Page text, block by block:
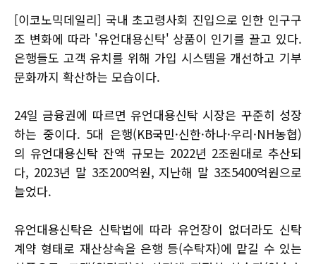
[이코노믹데일리] 국내 초고령사회 진입으로 인한 인구구
조 변화에 따라 '유언대용신탁' 상품이 인기를 끌고 있다.
은행들도 고객 유치를 위해 가입 시스템을 개선하고 기부
문화까지 확산하는 모습이다.
24일 금융권에 따르면 유언대용신탁 시장은 꾸준히 성장
하는 중이다. 5대 은행(KB국민·신한·하나·우리·NH농협)
의 유언대용신탁 잔액 규모는 2022년 2조원대로 추산되
다, 2023년 말 3조200억원, 지난해 말 3조5400억원으로
늘었다.
유언대용신탁은 신탁법에 따라 유언장이 없더라도 신탁
계약 형태로 재산상속을 은행 등(수탁자)에 맡길 수 있는